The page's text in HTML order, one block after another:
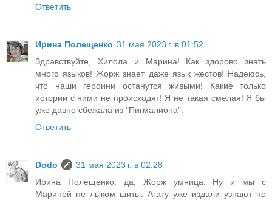
Ответить
Ирина Полещенко 31 мая 2023 г. в 01:52
Здравствуйте, Хилола и Марина! Как здорово знать
много языков! Жорж знает даже язык жестов! Надеюсь,
что наши героини останутся живыми! Какие только
истории с ними не происходят! Я не такая смелая! Я бы
уже давно сбежала из "Пигмалиона".
Ответить
Dodo
31 мая 2023 г. в 02:28
Ирина Полещенко, да, Жорж умница. Ну и мы с
Мариной не лыком шиты. Агату уже издали узнают по